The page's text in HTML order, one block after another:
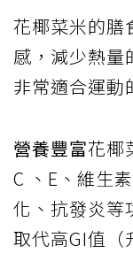
花椰菜米的膳
感，減少熱量
非常適合運動
營養豐富花椰
C 、E、維生
化、抗發炎等
取代高GI值（